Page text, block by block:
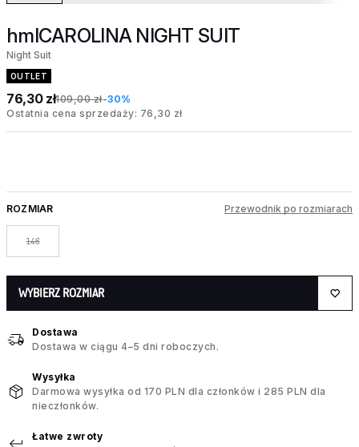
hmlCAROLINA NIGHT SUIT
Night Suit
OUTLET
76,30 zł109,00 zł-30%
Ostatnia cena sprzedaży: 76,30 zł
ROZMIAR Przewodnik po rozmiarach
146
WYBIERZ ROZMIAR
Dostawa
Dostawa w ciągu 4–5 dni roboczych.
Wysyłka
Darmowa wysyłka od 170 PLN dla członków i 285 PLN dla
nieczłonków.
Łatwe zwroty